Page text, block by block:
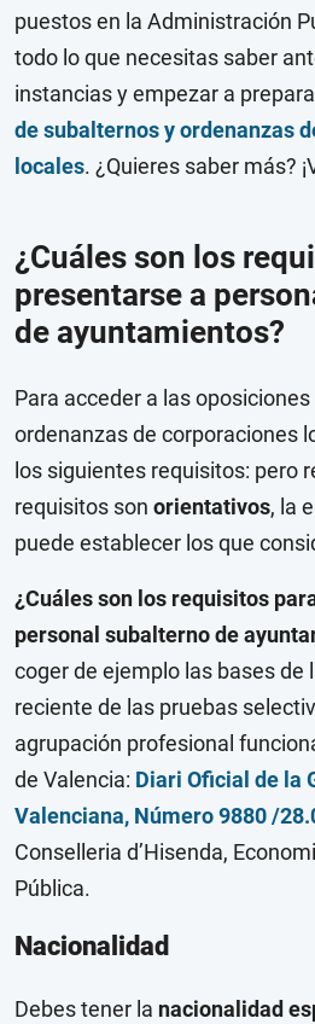
puestos en la Administración
todo lo que necesitas saber
instancias y empezar a
de subalternos y ordenanzas
locales. ¿Quieres saber más?
¿Cuáles son los
presentarse a
de ayuntamientos?
Para acceder a las
ordenanzas de corporaciones
los siguientes requisitos: pero
requisitos son orientativos, la
puede establecer los que
¿Cuáles son los requisitos
personal subalterno de
coger de ejemplo las bases de
reciente de las pruebas
agrupación profesional
de Valencia: Diari Oficial de la
Valenciana, Número 9880 /
Conselleria d’Hisenda,
Pública.
Nacionalidad
Debes tener la nacionalidad